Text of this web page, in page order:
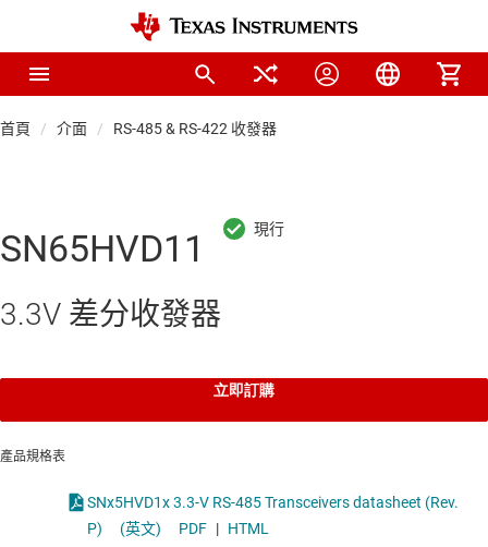
首頁 介面 RS-485 & RS-422 收發器
SN65HVD11
3.3V 差分收發器
立即訂購
產品規格表
SNx5HVD1x 3.3-V RS-485 Transceivers datasheet (Rev.
P)
(英文) PDF | HTML